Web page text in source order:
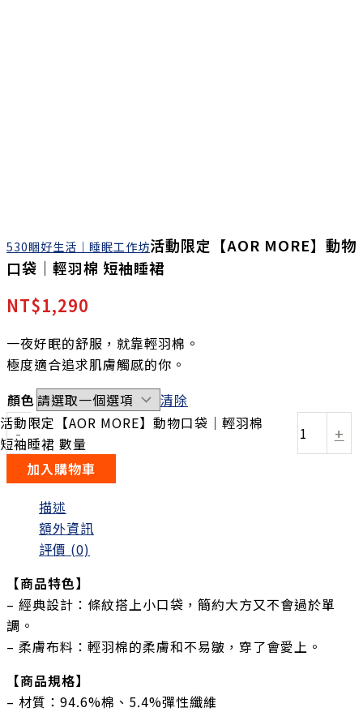
530睏好生活｜睡眠工作坊活動限定【AOR MORE】動物
口袋｜輕羽棉 短袖睡裙
NT$1,290
一夜好眠的舒服，就靠輕羽棉。
極度適合追求肌膚觸感的你。
顏色
清除
-
活動限定【AOR MORE】動物口袋｜輕羽棉
短袖睡裙 數量
+
加入購物車
描述
額外資訊
評價 (0)
【商品特色】
– 經典設計：條紋搭上小口袋，簡約大方又不會過於單
調。
– 柔膚布料：輕羽棉的柔膚和不易皺，穿了會愛上。
【商品規格】
– 材質：94.6%棉、5.4%彈性纖維